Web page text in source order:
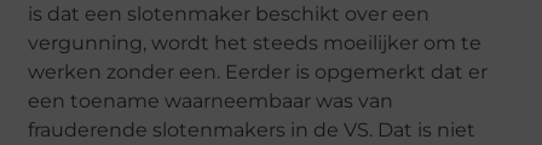
is dat een slotenmaker beschikt over een
vergunning, wordt het steeds moeilijker om te
werken zonder een. Eerder is opgemerkt dat er
een toename waarneembaar was van
frauderende slotenmakers in de VS. Dat is niet